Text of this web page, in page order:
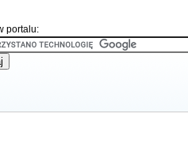
portalu: